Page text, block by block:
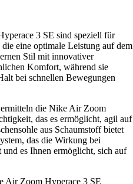
3 SE sind speziell für
eine optimale Leistung auf dem
Stil mit innovativer
Komfort, während sie
bei schnellen Bewegungen
die Nike Air Zoom
das es ermöglicht, agil auf
aus Schaumstoff bietet
das die Wirkung bei
es Ihnen ermöglicht, sich auf
Air Zoom Hyperace 3 SE